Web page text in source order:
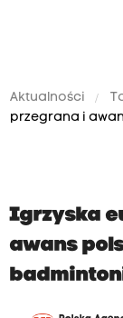
Aktualności
przegrana i
Igrzyska
awans